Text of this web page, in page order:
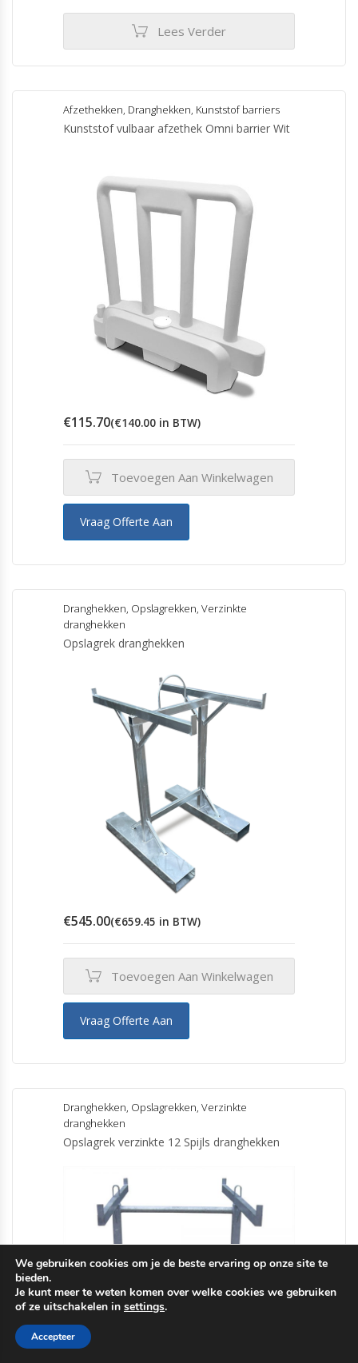
Lees Verder
Afzethekken, Dranghekken, Kunststof barriers
Kunststof vulbaar afzethek Omni barrier Wit
€115.70(€140.00 in BTW)
Toevoegen Aan Winkelwagen
Vraag Offerte Aan
Dranghekken, Opslagrekken, Verzinkte
dranghekken
Opslagrek dranghekken
€545.00(€659.45 in BTW)
Toevoegen Aan Winkelwagen
Vraag Offerte Aan
Dranghekken, Opslagrekken, Verzinkte
dranghekken
Opslagrek verzinkte 12 Spijls dranghekken
We gebruiken cookies om je de beste ervaring op onze site te
bieden.
Je kunt meer te weten komen over welke cookies we gebruiken
of ze uitschakelen in settings.
Accepteer